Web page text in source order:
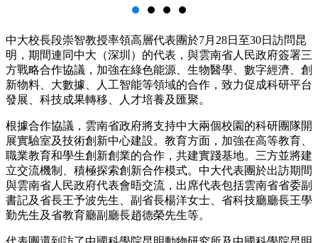
中大校長段崇智教授率領高層代表團於7月28日至30日訪問昆
明，期間連同中大（深圳）的代表，與雲南省人民政府簽署三
方戰略合作協議，加強在綠色能源、生物醫學、數字經濟、創
新物料、大數據、人工智能等領域的合作，致力促成科研平台
發展、科技成果轉移、人才培養及匯聚。
根據合作協議，雲南省政府將支持中大兩個校園的科研團隊開
展實驗室及技術創新中心建設。教育方面，加強在高等教育、
職業教育和學生創新創業的合作，共建實踐基地。三方並將建
立交流機制、積極探索創新合作模式。中大代表團於出訪期間
與雲南省人民政府代表會晤交流，出席代表包括雲南省省委副
書記及省長王予波先生、副省長楊洋女士、省科技廳廳長王學
勤先生及省教育廳副廳長趙德榮先生等。